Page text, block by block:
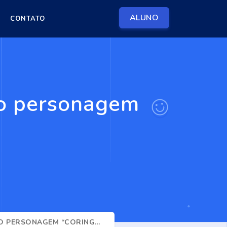
ALUNO
CONTATO
personagem
PERSONAGEM “CORING...